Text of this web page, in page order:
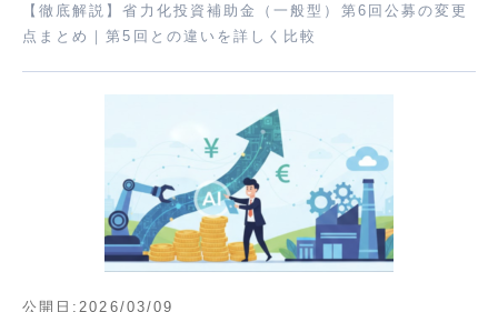
【徹底解説】省力化投資補助金（一般型）第6回公募の変更
点まとめ｜第5回との違いを詳しく比較
公開日:2026/03/09